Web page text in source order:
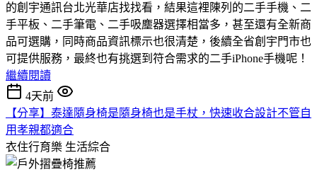
的創宇通訊台北光華店找找看，結果這裡陳列的二手手機、二
手平板、二手筆電、二手吸塵器選擇相當多，甚至還有全新商
品可選購，同時商品資訊標示也很清楚，後續全省創宇門市也
可提供服務，最終也有挑選到符合需求的二手iPhone手機呢！
繼續閱讀
4天前
【分享】泰達隨身椅是隨身椅也是手杖，快速收合設計不管自
用孝親都適合
衣住行育樂 生活綜合